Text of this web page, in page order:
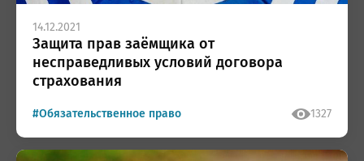
14.12.2021
Защита прав заёмщика от
несправедливых условий договора
страхования
#Обязательственное право 1327